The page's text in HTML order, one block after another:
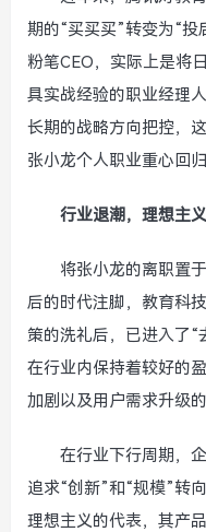
期的“买买买”转变为“
粉笔CEO，实际上是将
具实战经验的职业经理
长期的战略方向把控，
张小龙个人职业重心回
行业退潮，理想主
将张小龙的离职置
后的时代注脚，教育科
策的洗礼后，已进入了“
在行业内保持着较好的
加剧以及用户需求升级的
在行业下行周期，
追求“创新”和“规模”转
理想主义的代表，其产